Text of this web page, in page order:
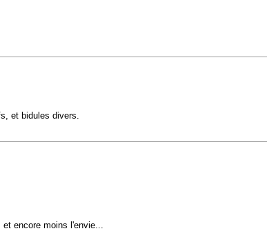
et bidules divers.
encore moins l'envie...